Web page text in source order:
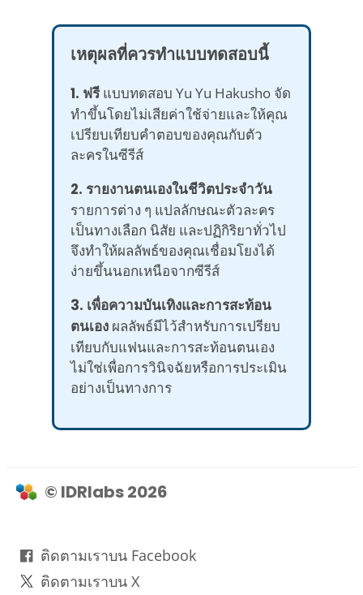
เหตุผลที่ควรทำแบบทดสอบนี้
1. ฟรีแบบทดสอบ Yu Yu Hakusho จัด
ทำขึ้นโดยไม่เสียค่าใช้จ่ายและให้คุณ
เปรียบเทียบคำตอบของคุณกับตัว
ละครในซีรีส์
2. รายงานตนเองในชีวิตประจำวัน
รายการต่าง ๆ แปลลักษณะตัวละคร
เป็นทางเลือก นิสัย และปฏิกิริยาทั่วไป
จึงทำให้ผลลัพธ์ของคุณเชื่อมโยงได้
ง่ายขึ้นนอกเหนือจากซีรีส์
3. เพื่อความบันเทิงและการสะท้อน
ตนเอง ผลลัพธ์มีไว้สำหรับการเปรียบ
เทียบกับแฟนและการสะท้อนตนเอง
ไม่ใช่เพื่อการวินิจฉัยหรือการประเมิน
อย่างเป็นทางการ
© IDRlabs 2026
ติดตามเราบน Facebook
ติดตามเราบน X